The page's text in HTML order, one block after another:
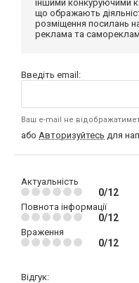
іншими конкуруючими
що ображають
розміщення посилань
реклама та
Введіть email:
Ваш e-mail не
або Авторизуйтесь для
Актуальність
0/12
Повнота інформації
0/12
Враження
0/12
Відгук: